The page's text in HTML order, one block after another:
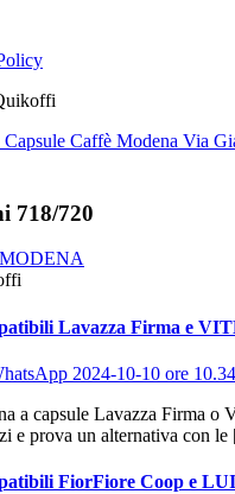
Caffè Modena Via
718/720
Lavazza Firma e
a capsule Lavazza Firma o
e prova un alternativa con
FiorFiore Coop e LUI